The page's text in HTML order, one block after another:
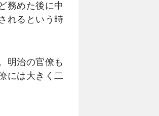
務めた後に中
れるという時
明治の官僚も
には大きく二